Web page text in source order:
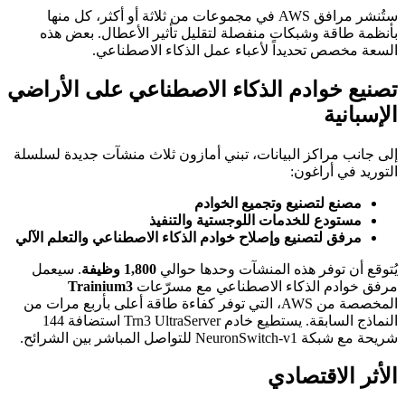
ستُنشر مرافق AWS في مجموعات من ثلاثة أو أكثر، كل منها
بأنظمة طاقة وشبكات منفصلة لتقليل تأثير الأعطال. بعض هذه
السعة مخصص تحديداً لأعباء عمل الذكاء الاصطناعي.
تصنيع خوادم الذكاء الاصطناعي على الأراضي
الإسبانية
إلى جانب مراكز البيانات، تبني أمازون ثلاث منشآت جديدة لسلسلة
التوريد في أراغون:
مصنع لتصنيع وتجميع الخوادم
مستودع للخدمات اللوجستية والتنفيذ
مرفق لتصنيع وإصلاح خوادم الذكاء الاصطناعي والتعلم الآلي
يُتوقع أن توفر هذه المنشآت وحدها حوالي 1,800 وظيفة
. سيعمل
مرفق خوادم الذكاء الاصطناعي مع مسرّعاتTrainium3
المخصصة من AWS، التي توفر كفاءة طاقة أعلى بأربع مرات من
النماذج السابقة. يستطيع خادم Trn3 UltraServer استضافة 144
شريحة مع شبكة NeuronSwitch-v1 للتواصل المباشر بين الشرائح.
الأثر الاقتصادي